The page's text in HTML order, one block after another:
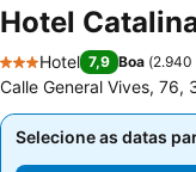
Hotel
3 Estrelas
Hotel 7,9 Boa (2.940
Calle General Vives, 76,
Selecione as datas
Selecione as datas